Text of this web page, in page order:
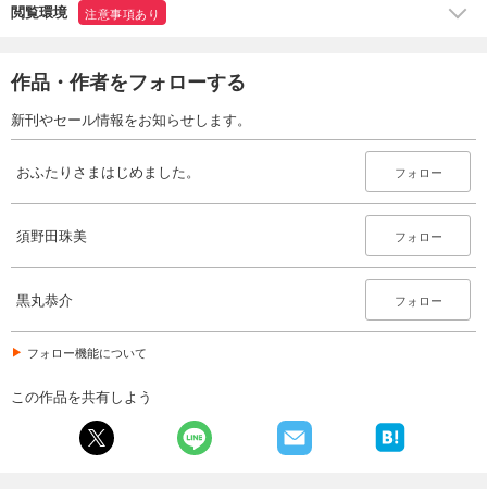
閲覧環境 注意事項あり
作品・作者をフォローする
新刊やセール情報をお知らせします。
おふたりさまはじめました。 フォロー
須野田珠美 フォロー
黒丸恭介 フォロー
フォロー機能について
この作品を共有しよう